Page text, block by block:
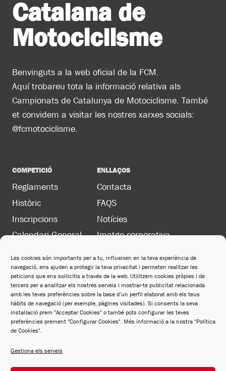
Les cookies són importants per a tu, influeixen en la teva experiència de
navegació, ens ajuden a protegir la teva privacitat i permeten realitzar les
peticions que ens sol·licitis a través de la web. Utilitzem cookies pròpies i de
tercers per a analitzar els nostres serveis i mostrar-te publicitat relacionada
amb les teves preferències sobre la base d’un perfil elaborat amb els teus
hàbits de navegació (per exemple, pàgines visitades). Si consents la seva
instal·lació prem "Acceptar Cookies" o també pots configurar les teves
preferències prement "Configurar Cookies". Més informació a la nostra "Política
de Cookies".
Gestiona els serveis
Catalana de
Motociclisme
Benvinguts a la web oficial de la FCM.
Aquí trobareu tota la informació relativa als
Campionats de Catalunya de Motociclisme. També
et convidem a visitar les nostres xarxes socials:
@fcmotociclisme.
COMPETICIÓ
Reglaments
Històric
Inscripcions
Calendari General
ENLLAÇOS
Contacta
FAQS
Notícies
Imatge corporativa
LEGAL
Política de privacitat
Política de cookies
Avís legal
Política de xarxes socials